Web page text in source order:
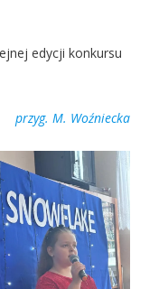
edycji konkursu
przyg. M. Woźniecka